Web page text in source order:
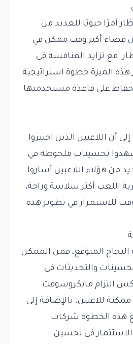
أمرًا حيويًا للعديد من
قضاء أكبر وقت ممكن في
مع تزايد المنافسة في
هذه الميزة خطوة استراتيجية
على قاعدة مستخدميها
إلى أن اللاعبين الذين اختبروا
شهدوا تحسينات ملحوظة في
من هؤلاء اللاعبين أشاروا
اللعب أكثر سلاسة وراحة،
للاستمرار في تطوير هذه
النجاح المتوقع، فمن الممكن
والتحديثات في
التزام مايكروسوفت
للاعبين. بالإضافة إلى
هذه الخطوة شركات
الاستثمار في تحسين